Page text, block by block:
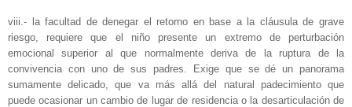
viii.- la facultad de denegar el retorno en base a la cláusula de grave
riesgo, requiere que el niño presente un extremo de perturbación
emocional superior al que normalmente deriva de la ruptura de la
convivencia con uno de sus padres. Exige que se dé un panorama
sumamente delicado, que va más allá del natural padecimiento que
puede ocasionar un cambio de lugar de residencia o la desarticulación de